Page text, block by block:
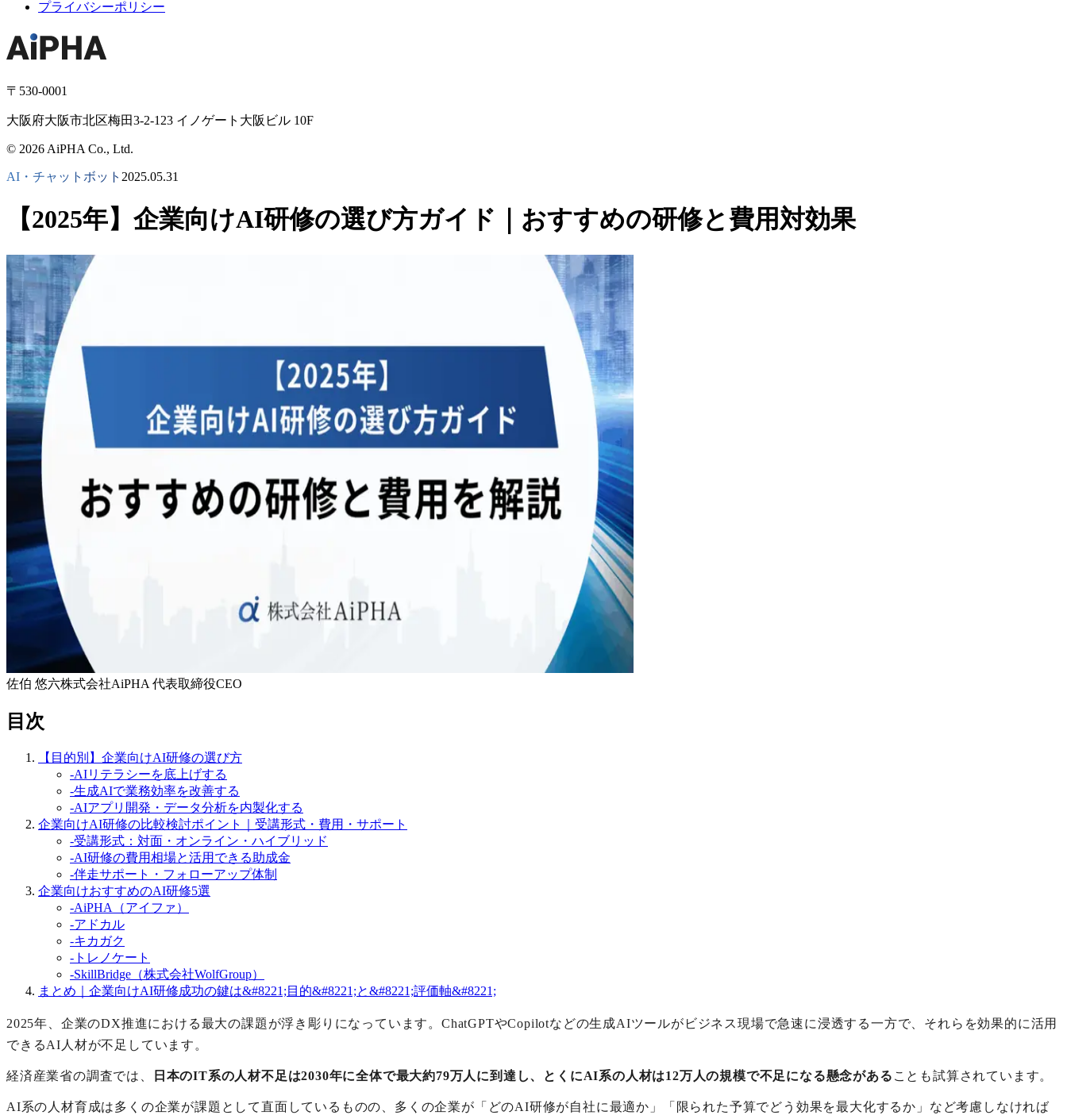
プライバシーポリシー
〒530-0001
大阪府大阪市北区梅田3-2-123 イノゲート大阪ビル 10F
© 2026 AiPHA Co., Ltd.
AI・チャットボット 2025.05.31
【2025年】企業向けAI研修の選び方ガイド｜おすすめの研修と費用対効果
佐伯 悠六株式会社AiPHA 代表取締役CEO
目次
【目的別】企業向けAI研修の選び方
-AIリテラシーを底上げする
-生成AIで業務効率を改善する
-AIアプリ開発・データ分析を内製化する
企業向けAI研修の比較検討ポイント｜受講形式・費用・サポート
-受講形式：対面・オンライン・ハイブリッド
-AI研修の費用相場と活用できる助成金
-伴走サポート・フォローアップ体制
企業向けおすすめのAI研修5選
-AiPHA（アイファ）
-アドカル
-キカガク
- トレノケート
-SkillBridge（株式会社WolfGroup）
まとめ｜企業向けAI研修成功の鍵は&#8221;目的&#8221;と&#8221;評価軸&#8221;
2025年、企業のDX推進における最大の課題が浮き彫りになっています。ChatGPTやCopilotなどの生成AIツールがビジネス現場で急速に浸透する一方で、それらを効果的に活用
できるAI人材が不足しています。
経済産業省の調査では、 日本のIT系の人材不足は2030年に全体で最大約79万人に到達し、とくにAI系の人材は12万人の規模で不足になる懸念がある ことも試算されています。
AI系の人材育成は多くの企業が課題として直面しているものの、多くの企業が「どのAI研修が自社に最適か」「限られた予算でどう効果を最大化するか」など考慮しなければ